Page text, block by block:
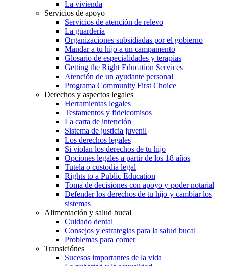
La vivienda
Servicios de apoyo
Servicios de atención de relevo
La guardería
Organizaciones subsidiadas por el gobierno
Mandar a tu hijo a un campamento
Glosario de especialidades y terapias
Getting the Right Education Services
Atención de un ayudante personal
Programa Community First Choice
Derechos y aspectos legales
Herramientas legales
Testamentos y fideicomisos
La carta de intención
Sistema de justicia juvenil
Los derechos legales
Si violan los derechos de tu hijo
Opciones legales a partir de los 18 años
Tutela o custodia legal
Rights to a Public Education
Toma de decisiones con apoyo y poder notarial
Defender los derechos de tu hijo y cambiar los
sistemas
Alimentación y salud bucal
Cuidado dental
Consejos y estrategias para la salud bucal
Problemas para comer
Transiciónes
Sucesos importantes de la vida